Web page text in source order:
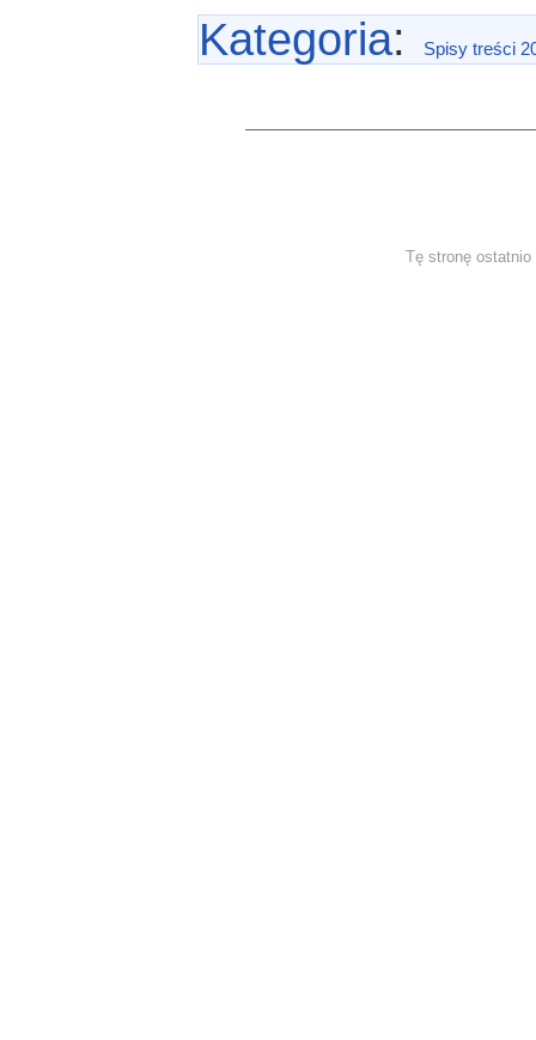
Kategoria: Spisy treści
Tę stronę